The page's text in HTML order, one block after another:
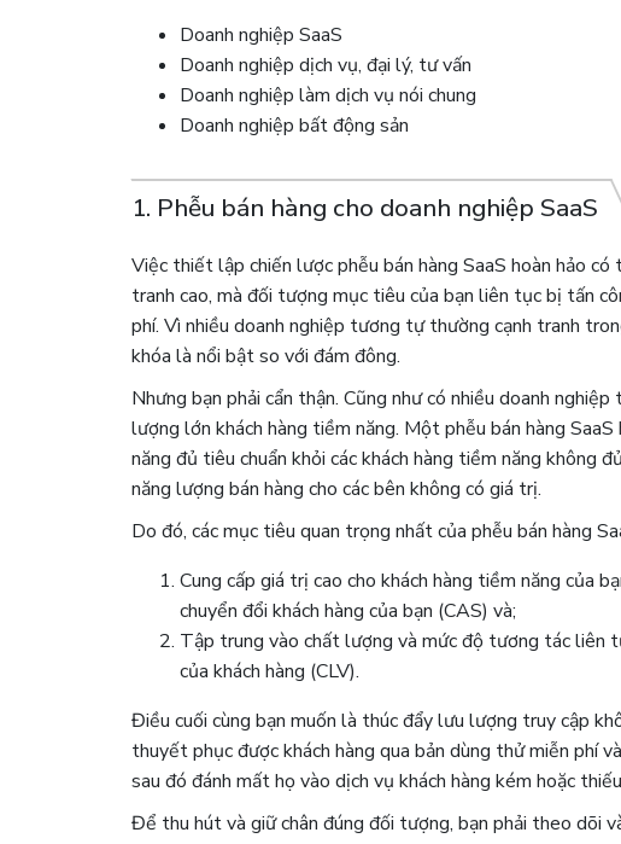
Doanh nghiệp SaaS
Doanh nghiệp dịch vụ, đại lý, tư vấn
Doanh nghiệp làm dịch vụ nói chung
Doanh nghiệp bất động sản
1. Phễu bán hàng cho doanh nghiệp SaaS
Việc thiết lập chiến lược phễu bán hàng SaaS hoàn hảo có
tranh cao, mà đối tượng mục tiêu của bạn liên tục bị tấn
phí. Vì nhiều doanh nghiệp tương tự thường cạnh tranh
khóa là nổi bật so với đám đông.
Nhưng bạn phải cẩn thận. Cũng như có nhiều doanh
lượng lớn khách hàng tiềm năng. Một phễu bán hàng
năng đủ tiêu chuẩn khỏi các khách hàng tiềm năng không
năng lượng bán hàng cho các bên không có giá trị.
Do đó, các mục tiêu quan trọng nhất của phễu bán hàng
Cung cấp giá trị cao cho khách hàng tiềm năng của
chuyển đổi khách hàng của bạn (CAS) và;
Tập trung vào chất lượng và mức độ tương tác liên
của khách hàng (CLV).
Điều cuối cùng bạn muốn là thúc đẩy lưu lượng truy cập
thuyết phục được khách hàng qua bản dùng thử miễn phí
sau đó đánh mất họ vào dịch vụ khách hàng kém hoặc
Để thu hút và giữ chân đúng đối tượng, bạn phải theo dõi